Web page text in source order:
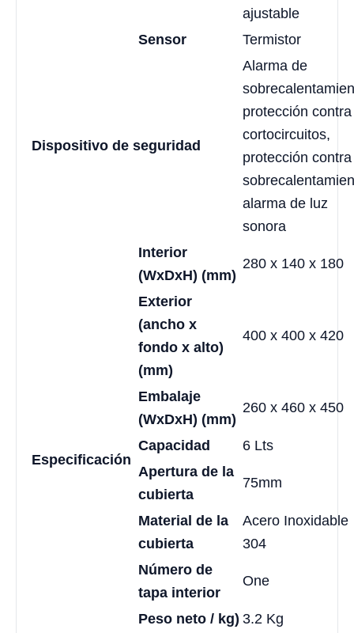
ajustable
Sensor
Termistor
Dispositivo de seguridad
Alarma de
protección contra
cortocircuitos,
protección contra
alarma de luz
sonora
Especificación
Interior
(WxDxH) (mm)
280 x 140 x 180
Exterior
(ancho x
fondo x alto)
(mm)
400 x 400 x 420
Embalaje
(WxDxH) (mm)
260 x 460 x 450
Capacidad
6 Lts
Apertura de la
cubierta
75mm
Material de la
cubierta
Acero Inoxidable
304
Número de
tapa interior
One
Peso neto / kg) 3.2 Kg